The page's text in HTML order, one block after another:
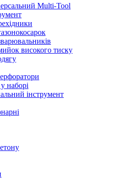
Multi-Tool
високого тиску
наборі
інструмент